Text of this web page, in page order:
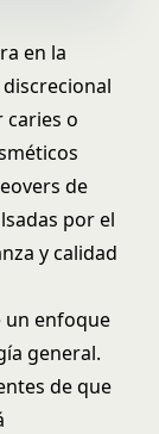
en la
caries o
de
por el
y calidad
un enfoque
general.
de que